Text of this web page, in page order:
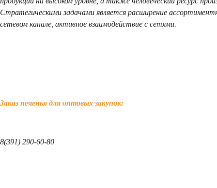
Стратегическими задачами является расширение
сетевом канале, активное взаимодействие с сетями.
Заказ печенья для оптовых закупок:
8(391) 290-60-80